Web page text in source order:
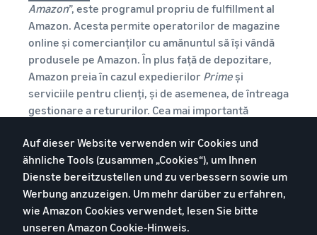
Amazon”, este programul propriu de fulfillment al
Amazon. Acesta permite operatorilor de magazine
online și comercianților cu amănuntul să își vândă
produsele pe Amazon. În plus față de depozitare,
Amazon preia în cazul expedierilor Primeși
serviciile pentru clienți, și de asemenea, de întreaga
gestionare a retururilor. Cea mai importantă
dropshipping este faptul că îți păstrezi proprietatea
completă asupra produselor tale. Dar, probabil, cel
mai mare avantaj al vânzării pe Amazon este că poți
ajunge la milioane de clienți care folosesc Amazon
pentru cumpărături.
Auf dieser Website verwenden wir Cookies und
ähnliche Tools (zusammen „Cookies“), um Ihnen
Dienste bereitzustellen und zu verbessern sowie um
Werbung anzuzeigen. Um mehr darüber zu erfahren,
wie Amazon Cookies verwendet, lesen Sie bitte
unseren Amazon Cookie-Hinweis.